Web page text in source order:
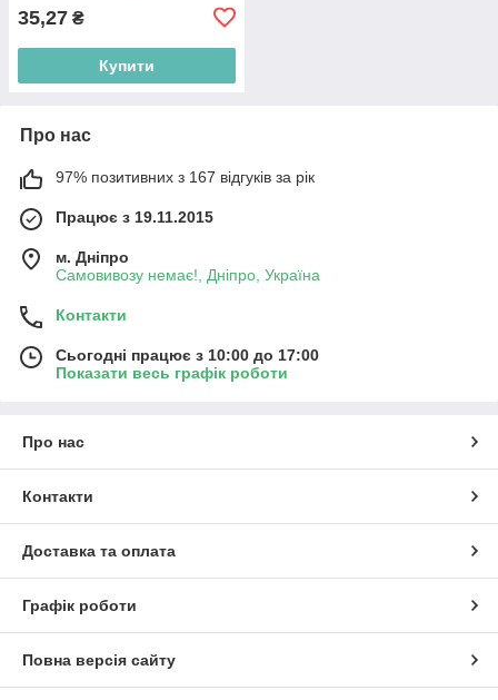
35,27 ₴
Купити
Про нас
97% позитивних з 167 відгуків за рік
Працює з 19.11.2015
м. Дніпро
Самовивозу немає!, Дніпро, Україна
Контакти
Сьогодні працює з 10:00 до 17:00
Показати весь графік роботи
Про нас
Контакти
Доставка та оплата
Графік роботи
Повна версія сайту